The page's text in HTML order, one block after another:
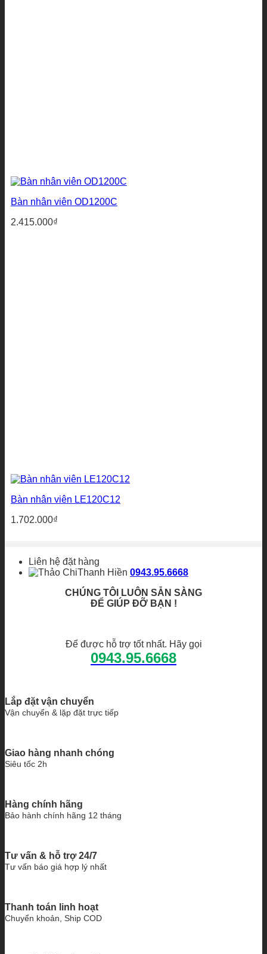
Bàn nhân viên OD1200C
2.415.000₫
Bàn nhân viên LE120C12
1.702.000₫
Liên hệ đặt hàng
Thanh Hiền 0943.95.6668
CHÚNG TÔI LUÔN SẴN SÀNG
ĐỂ GIÚP ĐỠ BẠN !
Để được hỗ trợ tốt nhất. Hãy gọi
0943.95.6668
Lắp đặt vận chuyển
Vận chuyển & lặp đặt trực tiếp
Giao hàng nhanh chóng
Siêu tốc 2h
Hàng chính hãng
Bảo hành chính hãng 12 tháng
Tư vấn & hỗ trợ 24/7
Tư vấn báo giá hợp lý nhất
Thanh toán linh hoạt
Chuyển khoản, Ship COD